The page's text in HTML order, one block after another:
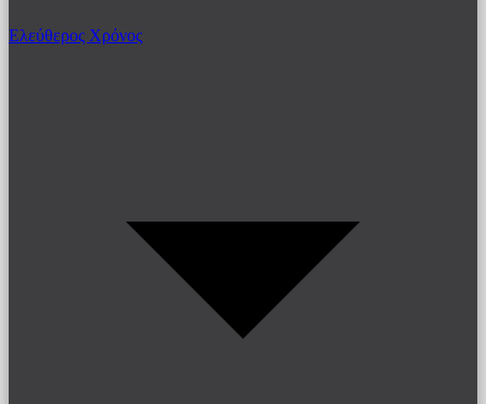
Ελεύθερος Χρόνος